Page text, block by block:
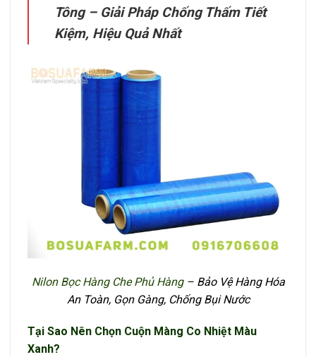
Tông – Giải Pháp Chống Thấm Tiết
Kiệm, Hiệu Quả Nhất
Nilon Bọc Hàng Che Phủ Hàng– Bảo Vệ Hàng Hóa
An Toàn, Gọn Gàng, Chống Bụi Nước
Tại Sao Nên Chọn Cuộn Màng Co Nhiệt Màu
Xanh?